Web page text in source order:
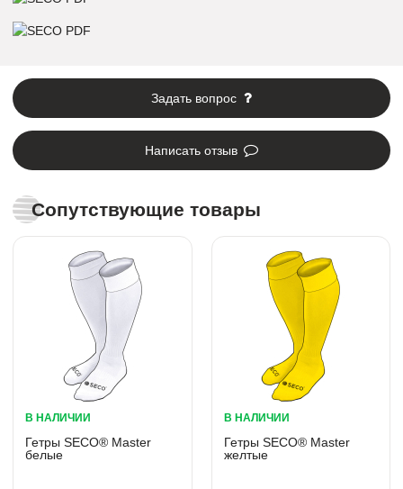
Задать вопрос
Написать отзыв
Сопутствующие товары
В НАЛИЧИИ
Гетры SECO® Master
белые
В НАЛИЧИИ
Гетры SECO® Master
желтые